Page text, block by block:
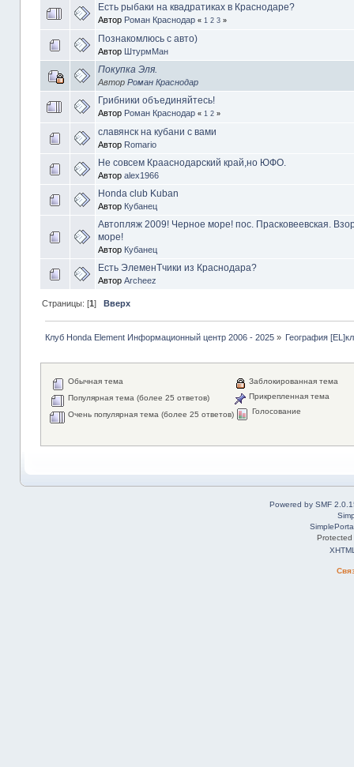
Есть рыбаки на квадратиках в Краснодаре?
Автор Роман Краснодар « 1 2 3»
Познакомлюсь с авто)
Автор ШтурмМан
Покупка Эля.
Автор Роман Краснодар
Грибники объединяйтесь!
Автор Роман Краснодар « 1 2»
славянск на кубани с вами
Автор Romario
Не совсем Крааснодарский край,но ЮФО.
Автор alex1966
Honda club Kuban
Автор Кубанец
Автопляж 2009! Черное море! пос. Прасковеевская.
море!
Автор Кубанец
Есть ЭлеменТчики из Краснодара?
Автор Archeez
Страницы: [1] Вверх
Клуб Honda Element Информационный центр 2006 - 2025» География
Обычная тема
Популярная тема (более 25 ответов)
Очень популярная тема (более 25 ответов)
Заблокированная тема
Прикрепленная тема
Голосование
Powered by SMF